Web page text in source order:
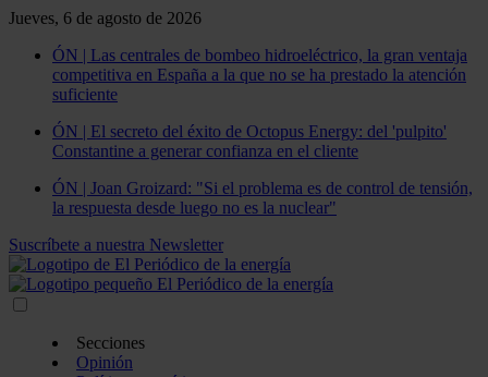
Jueves, 6 de agosto de 2026
ÓN | Las centrales de bombeo hidroeléctrico, la gran ventaja
competitiva en España a la que no se ha prestado la atención
suficiente
ÓN | El secreto del éxito de Octopus Energy: del 'pulpito'
Constantine a generar confianza en el cliente
ÓN | Joan Groizard: "Si el problema es de control de tensión,
la respuesta desde luego no es la nuclear"
Suscríbete a nuestra Newsletter
Secciones
Opinión